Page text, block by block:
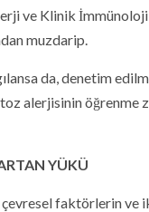
ve Klinik
muzdarip.
da, denetim
alerjisinin öğrenme
YÜKÜ
faktörlerin ve